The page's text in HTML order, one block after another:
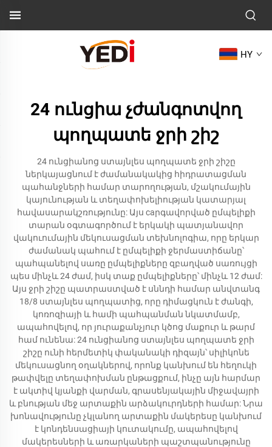
HY
24 ունցիա չժանգոտվող
պողպատե ջրի շիշ
24 ունցիանոց ստայնլես պողպատե ջրի շիշը
ներկայացնում է ժամանակակից հիդրատացման
պահանջների համար տարողության, մշակումային
կայունության և տեղափոխելիության կատարյալ
հավասարակշռությունը: Այս caրգավորված ըմպելիքի
տարան օգտագործում է երկակի պատյանավոր
վակուումային մեկուսացման տեխնոլոգիա, որը երկար
ժամանակ պահում է ըմպելիքի ջերմաստիճանը՝
պահպանելով սառը ըմպելիքները զբաղված սառույցի
պես մինչև 24 ժամ, իսկ տաք ըմպելիքները՝ մինչև 12 ժամ:
Այս ջրի շիշը պատրաստված է սննդի համար անվտանգ
18/8 ստայնլես պողպատից, որը դիմացկուն է ժանգի,
կոռոզիայի և համի պահպանման նկատմամբ,
ապահովելով, որ յուրաքանչյուր կծոց մաքուր և թարմ
համ ունենա: 24 ունցիանոց ստայնլես պողպատե ջրի
շիշը ունի հերմետիկ փականակի դիզայն՝ սիլիկոնե
մեկուսացնող օղակներով, որոնք կանխում են հեղուկի
թափվելը տեղափոխման ընթացքում, ինչը այն հարմար
է ակտիվ կյանքի վարման, գրասենյակային միջավայրի
և բնության մեջ արտաքին արձակուրդների համար: Նրա
խոնավությունը չկլանող արտաքին մակերեսը կանխում
է կոնդենսացիայի կուտակումը, ապահովելով
մակերեսների և առարկաների պաշտպանությունը